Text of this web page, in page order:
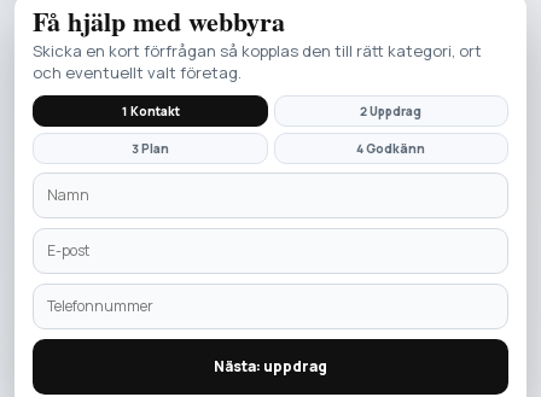
Få hjälp medwebbyra
Skicka en kort förfrågan så kopplas den till rätt kategori, ort
och eventuellt valt företag.
1 Kontakt 2 Uppdrag
3 Plan 4 Godkänn
Nästa: uppdrag